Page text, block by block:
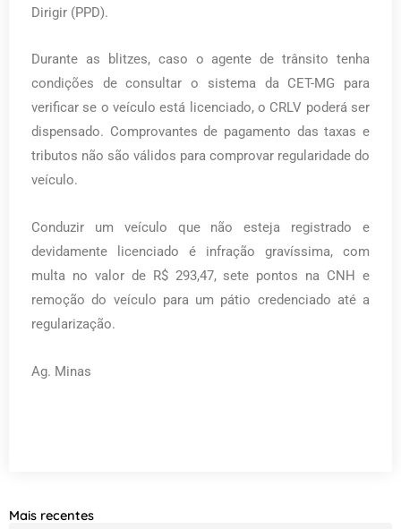
Dirigir (PPD).
Durante as blitzes, caso o agente de trânsito tenha
condições de consultar o sistema da CET-MG para
verificar se o veículo está licenciado, o CRLV poderá ser
dispensado. Comprovantes de pagamento das taxas e
tributos não são válidos para comprovar regularidade do
veículo.
Conduzir um veículo que não esteja registrado e
devidamente licenciado é infração gravíssima, com
multa no valor de R$ 293,47, sete pontos na CNH e
remoção do veículo para um pátio credenciado até a
regularização.
Ag. Minas
Mais recentes